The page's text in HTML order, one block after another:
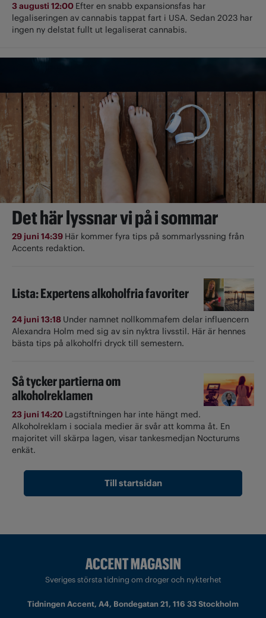
3 augusti 12:00 Efter en snabb expansionsfas har
legaliseringen av cannabis tappat fart i USA. Sedan 2023 har
ingen ny delstat fullt ut ­legaliserat cannabis.
Det här lyssnar vi på i sommar
29 juni 14:39 Här kommer fyra tips på sommarlyssning från
Accents redaktion.
Lista: Expertens alkoholfria favoriter
24 juni 13:18 Under namnet nollkommafem delar influencern
Alexandra Holm med sig av sin nyktra livsstil. Här är hennes
bästa tips på alkoholfri dryck till semestern.
Så tycker partierna om
alkoholreklamen
23 juni 14:20 Lagstiftningen har inte hängt med.
Alkoholreklam i sociala medier är svår att komma åt. En
majoritet vill skärpa lagen, visar tankesmedjan Nocturums
enkät.
Till startsidan
Sveriges största tidning om droger och nykterhet
Tidningen Accent, A4, Bondegatan 21, 116 33 Stockholm